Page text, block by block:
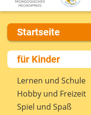
Startseite
Über uns
Presse
Kontakt
Impressum
Internet-ABC Sitemap
für Kinder
Lernen und Schule
Hobby und Freizeit
Spiel und Spaß